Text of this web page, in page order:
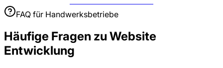
FAQ für Handwerksbetriebe
Häufige Fragen zuWebsite
Entwicklung